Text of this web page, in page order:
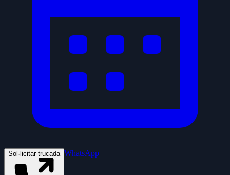
Sol·licitar trucada WhatsApp